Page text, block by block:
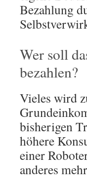
Bezahlung
Wer soll
bezahlen?
Vieles wird
bisherigen
höhere
einer
anderes